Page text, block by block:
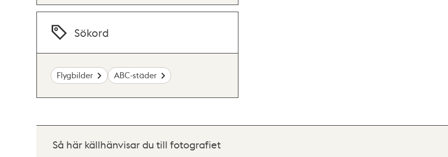
Sökord
Flygbilder ABC-städer
Så här källhänvisar du till fotografiet